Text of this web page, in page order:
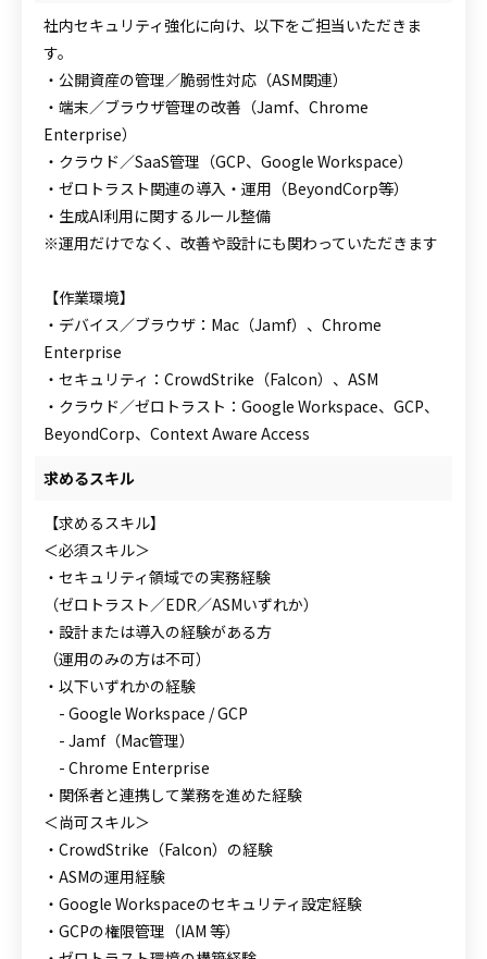
社内セキュリティ強化に向け、以下をご担当いただきま
す。
・公開資産の管理／脆弱性対応（ASM関連）
・端末／ブラウザ管理の改善（Jamf、Chrome
Enterprise）
・クラウド／SaaS管理（GCP、Google Workspace）
・ゼロトラスト関連の導入・運用（BeyondCorp等）
・生成AI利用に関するルール整備
※運用だけでなく、改善や設計にも関わっていただきます
【作業環境】
・デバイス／ブラウザ：Mac（Jamf）、Chrome
Enterprise
・セキュリティ：CrowdStrike（Falcon）、ASM
・クラウド／ゼロトラスト：Google Workspace、GCP、
BeyondCorp、Context Aware Access
求めるスキル
【求めるスキル】
＜必須スキル＞
・セキュリティ領域での実務経験
（ゼロトラスト／EDR／ASMいずれか）
・設計または導入の経験がある方
（運用のみの方は不可）
・以下いずれかの経験
- Google Workspace / GCP
- Jamf（Mac管理）
- Chrome Enterprise
・関係者と連携して業務を進めた経験
＜尚可スキル＞
・CrowdStrike（Falcon）の経験
・ASMの運用経験
・Google Workspaceのセキュリティ設定経験
・GCPの権限管理（IAM 等）